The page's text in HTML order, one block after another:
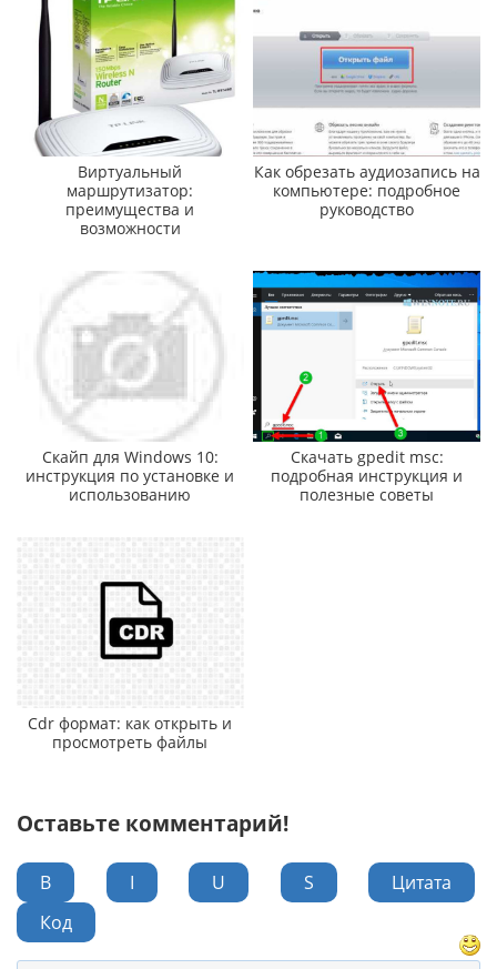
Виртуальный
маршрутизатор:
преимущества и
возможности
Как обрезать аудиозапись на
компьютере: подробное
руководство
Скайп для Windows 10:
инструкция по установке и
использованию
Скачать gpedit msc:
подробная инструкция и
полезные советы
Cdr формат: как открыть и
просмотреть файлы
Оставьте комментарий!
B I U S
Цитата
Код